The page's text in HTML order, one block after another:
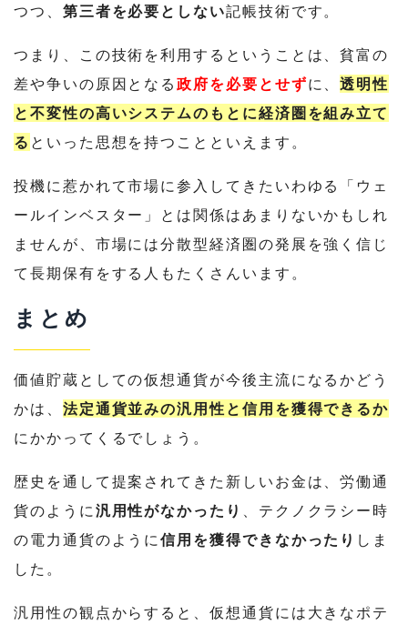
つつ、 第三者を必要としない記帳技術です。
つまり、この技術を利用するということは、貧富の
差や争いの原因となる政府を必要とせずに、透明性
と不変性の高いシステムのもとに経済圏を組み立て
る といった思想を持つことといえます。
投機に惹かれて市場に参入してきたいわゆる「ウェ
ールインベスター」とは関係はあまりないかもしれ
ませんが、市場には分散型経済圏の発展を強く信じ
て長期保有をする人もたくさんいます。
まとめ
価値貯蔵としての仮想通貨が今後主流になるかどう
かは
法定通貨並みの汎用性と信用を獲得できるか
にかかってくるでしょう。
歴史を通して提案されてきた新しいお金は、労働通
貨のように 汎用性がなかったり
、テクノクラシー時
の電力通貨のように信用を獲得できなかったり しま
した。
汎用性の観点からすると、仮想通貨には大きなポテ